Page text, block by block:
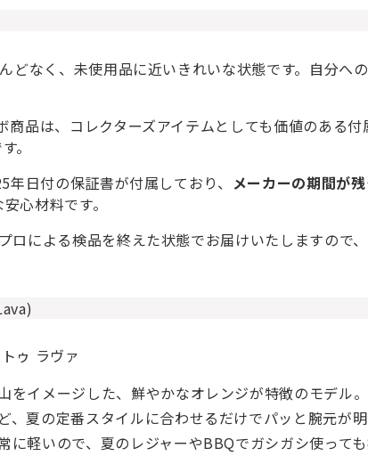
どなく、未使用品に近いきれいな状態です。自分へ
商品は、コレクターズアイテムとしても価値のある付
。
日付の保証書が付属しており、 メーカーの期間が残
心材料です。
ロによる検品を終えた状態でお届けいたしますので
ゥ ラヴァ
をイメージした、鮮やかなオレンジが特徴のモデル
、夏の定番スタイルに合わせるだけでパッと腕元が
に軽いので、夏のレジャーやBBQでガシガシ使っても